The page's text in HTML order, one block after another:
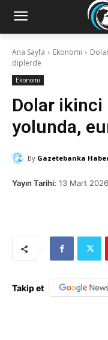
Ana Sayfa Ekonomi
diplerde
Ekonomi
Dolar ikinci
yolunda,
By Gazetebanka
Yayın Tarihi: 13 Mart
Takip et